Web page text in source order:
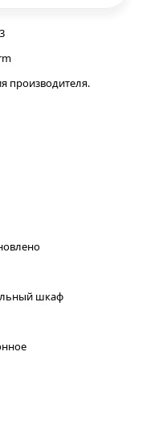
производителя.
шкаф